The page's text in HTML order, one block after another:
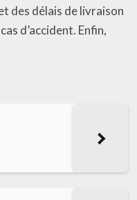
des délais de livraison
d’accident. Enfin,